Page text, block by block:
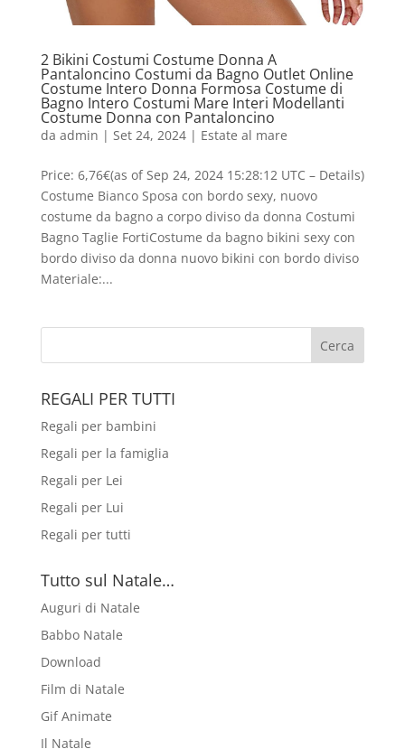
2 Bikini Costumi Costume Donna A
Pantaloncino Costumi da Bagno Outlet Online
Costume Intero Donna Formosa Costume di
Bagno Intero Costumi Mare Interi Modellanti
Costume Donna con Pantaloncino
da admin | Set 24, 2024| Estate al mare
Price: 6,76€(as of Sep 24, 2024 15:28:12 UTC – Details)
Costume Bianco Sposa con bordo sexy, nuovo
costume da bagno a corpo diviso da donna Costumi
Bagno Taglie FortiCostume da bagno bikini sexy con
bordo diviso da donna nuovo bikini con bordo diviso
Materiale:...
REGALI PER TUTTI
Regali per bambini
Regali per la famiglia
Regali per Lei
Regali per Lui
Regali per tutti
Tutto sul Natale…
Auguri di Natale
Babbo Natale
Download
Film di Natale
Gif Animate
Il Natale